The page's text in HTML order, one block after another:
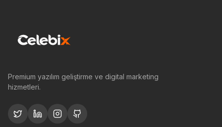
Premium yazılım geliştirme ve digital marketing
hizmetleri.